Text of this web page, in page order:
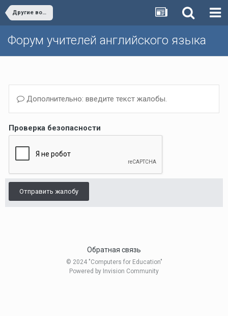
Другие вопросы (Темы, не вошедшие в другие разделы)/Other issues
Форум учителей английского языка
Дополнительно: введите текст жалобы.
Проверка безопасности
Отправить жалобу
Обратная связь
© 2024 "Computers for Education"
Powered by Invision Community